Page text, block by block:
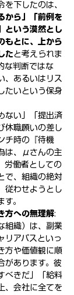
を下したのは、
から」「前例を
という漠然とし
もとに、上から
たと考えられま
な判断ではな
、あるいはリス
たいという保身
ない」「提出済
休職願いの差し
チ時の『待機
は、μさんの主
労働者としての
で、組織の絶対
従わせようとし
す。
方への無理解:
組織）は、副業
リアパスといっ
方や価値観に順
があります。彼
べきだ」「給料
、会社に全てを